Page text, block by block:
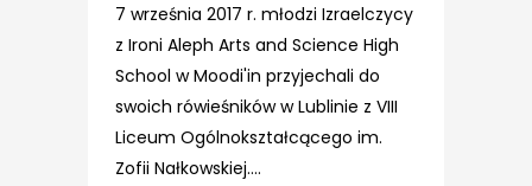
7 września 2017 r. młodzi Izraelczycy
z Ironi Aleph Arts and Science High
School w Moodi'in przyjechali do
swoich rówieśników w Lublinie z VIII
Liceum Ogólnokształcącego im.
Zofii Nałkowskiej....